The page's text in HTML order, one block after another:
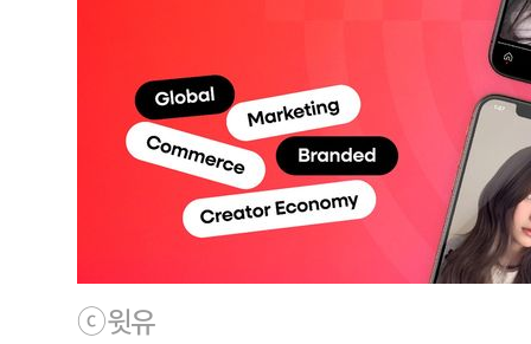
ⓒ윗유